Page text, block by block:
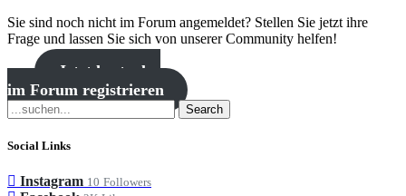
Sie sind noch nicht im Forum angemeldet? Stellen Sie jetzt ihre
Frage und lassen Sie sich von unserer Community helfen!
Jetzt kostenlos
im Forum registrieren
Search
Social Links
Instagram 10 Followers